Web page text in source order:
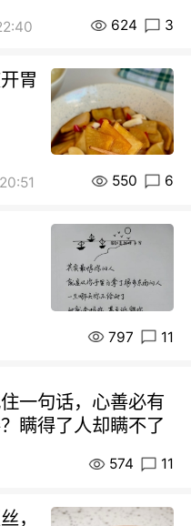
624 3
胃
550 6
797 11
一句话，心善必有
瞒得了人却瞒不了
574 11
，